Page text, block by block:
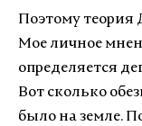
Поэтому теория
Мое личное
определяется
Вот сколько
было на земле.